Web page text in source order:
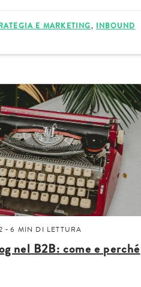
E MARKETING, INBOUND
-6 MIN DI LETTURA
nel B2B: come e perché